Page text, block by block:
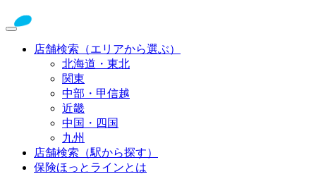
店舗検索（エリアから選ぶ）
北海道・東北
関東
中部・甲信越
近畿
中国・四国
九州
店舗検索（駅から探す）
保険ほっとラインとは